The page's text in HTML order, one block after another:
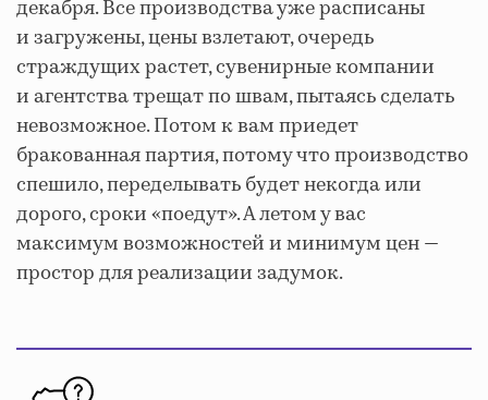
декабря. Все производства уже расписаны
и загружены, цены взлетают, очередь
страждущих растет, сувенирные компании
и агентства трещат по швам, пытаясь сделать
невозможное. Потом к вам приедет
бракованная партия, потому что производство
спешило, переделывать будет некогда или
дорого, сроки «поедут». А летом у вас
максимум возможностей и минимум цен —
простор для реализации задумок.